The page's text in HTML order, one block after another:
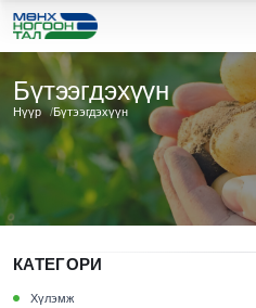
Бүтээгдэхүүн
Нүүр Бүтээгдэхүүн
КАТЕГОРИ
Хүлэмж